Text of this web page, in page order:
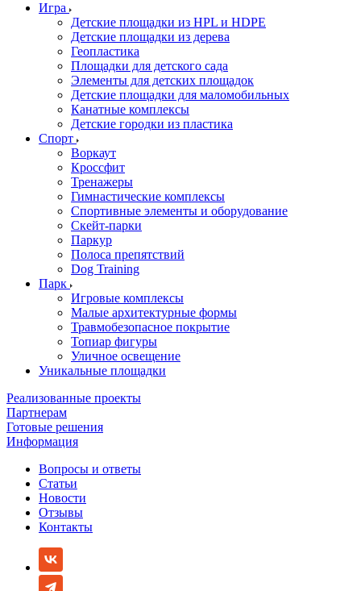
Игра
Детские площадки из HPL и HDPE
Детские площадки из дерева
Геопластика
Площадки для детского сада
Элементы для детских площадок
Детские площадки для маломобильных
Канатные комплексы
Детские городки из пластика
Спорт
Воркаут
Кроссфит
Тренажеры
Гимнастические комплексы
Спортивные элементы и оборудование
Скейт-парки
Паркур
Полоса препятствий
Dog Training
Парк
Игровые комплексы
Малые архитектурные формы
Травмобезопасное покрытие
Топиар фигуры
Уличное освещение
Уникальные площадки
Реализованные проекты
Партнерам
Готовые решения
Информация
Вопросы и ответы
Статьи
Новости
Отзывы
Контакты